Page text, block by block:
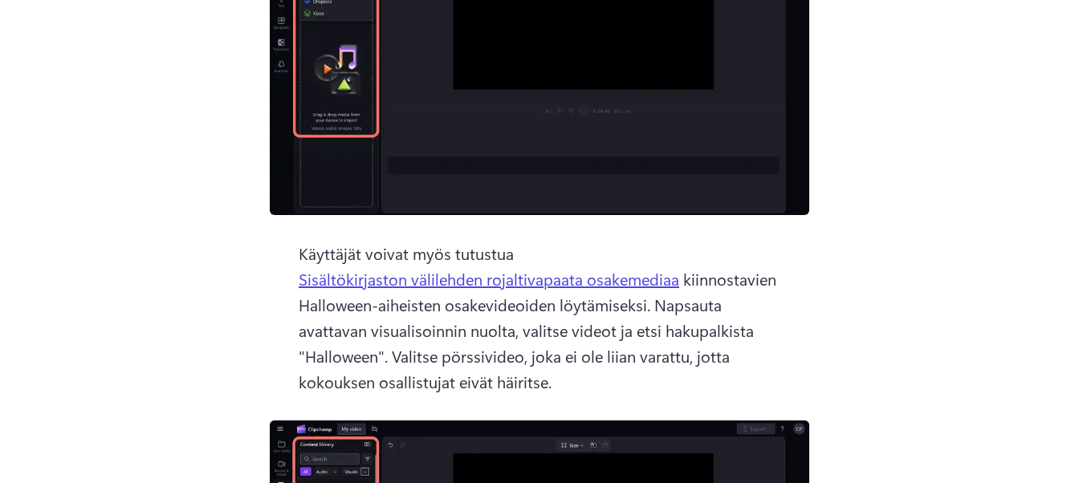
Käyttäjät voivat myös tutustua
Sisältökirjaston välilehden rojaltivapaata osakemediaa kiinnostavien
Halloween-aiheisten osakevideoiden löytämiseksi. Napsauta
avattavan visualisoinnin nuolta, valitse videot ja etsi hakupalkista
"Halloween". Valitse pörssivideo, joka ei ole liian varattu, jotta
kokouksen osallistujat eivät häiritse.